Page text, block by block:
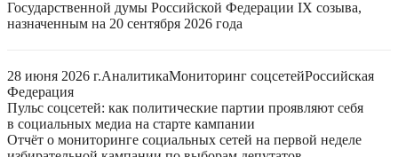
Государственной думы Российской Федерации IX созыва,
назначенным на 20 сентября 2026 года
28 июня 2026 г.АналитикаМониторинг соцсетейРоссийская
Федерация
Пульс соцсетей: как политические партии проявляют себя
в социальных медиа на старте кампании
Отчёт о мониторинге социальных сетей на первой неделе